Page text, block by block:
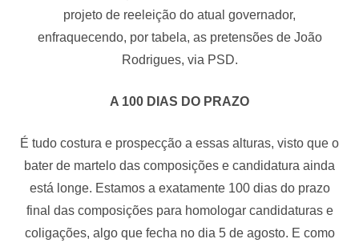
projeto de reeleição do atual governador,
enfraquecendo, por tabela, as pretensões de João
Rodrigues, via PSD.
A 100 DIAS DO PRAZO
É tudo costura e prospecção a essas alturas, visto que o
bater de martelo das composições e candidatura ainda
está longe. Estamos a exatamente 100 dias do prazo
final das composições para homologar candidaturas e
coligações, algo que fecha no dia 5 de agosto. E como